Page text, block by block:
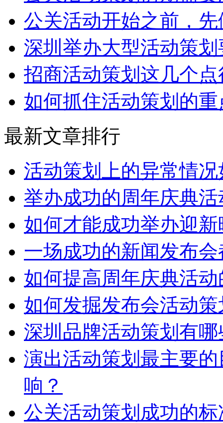
公关活动开始之前，
深圳举办大型活动策
招商活动策划这几个
如何抓住活动策划的
最新文章排行
活动策划上的异常情
举办成功的周年庆典
如何才能成功举办迎
一场成功的新闻发布
如何提高周年庆典活
如何发掘发布会活动
深圳品牌活动策划有
演出活动策划最主要
响？
公关活动策划成功的